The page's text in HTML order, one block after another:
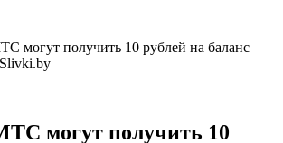
могут получить 10 рублей на баланс
могут получить 10